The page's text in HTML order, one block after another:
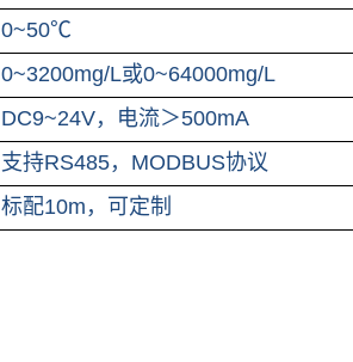
0~50℃
0~3200mg/L或0~64000mg/L
DC9~24V， 电流＞500mA
支持RS485， MODBUS协议
标配10m ，可定制